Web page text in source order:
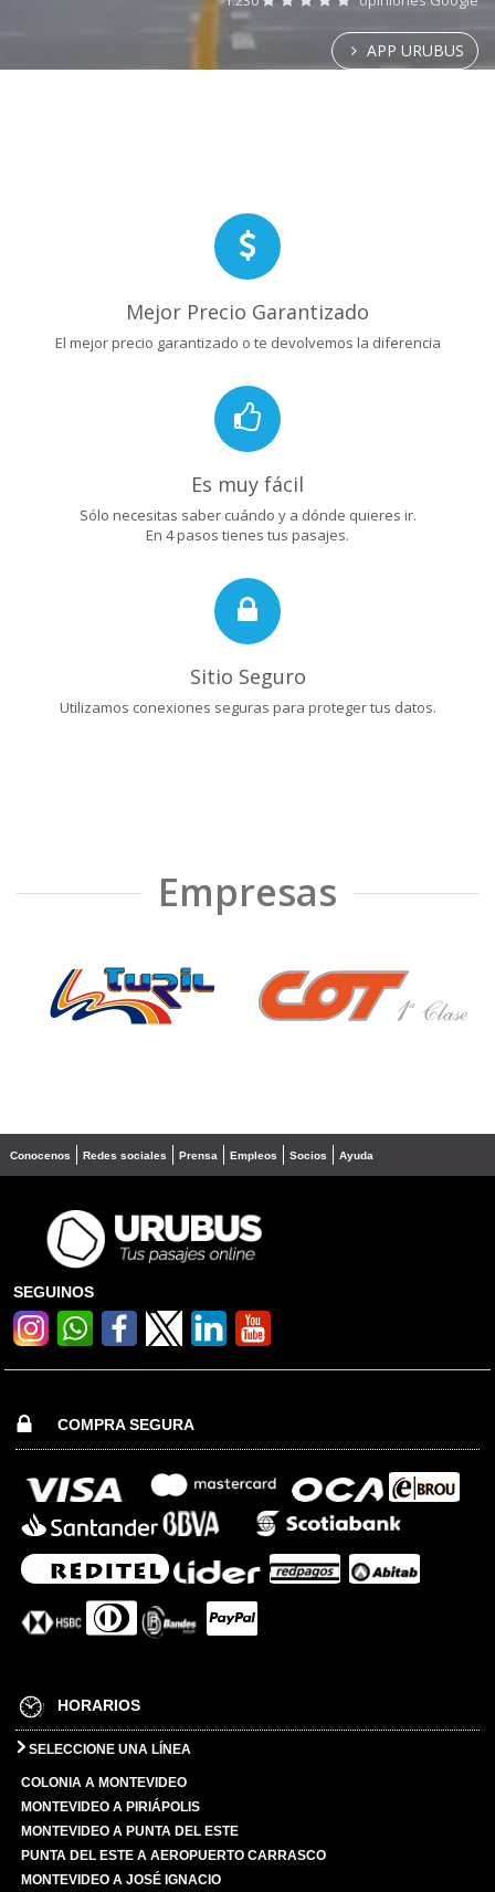
APP URUBUS
Mejor Precio Garantizado
El mejor precio garantizado o te devolvemos la diferencia
Es muy fácil
Sólo necesitas saber cuándo y a dónde quieres ir.
En 4 pasos tienes tus pasajes.
Sitio Seguro
Utilizamos conexiones seguras para proteger tus datos.
Empresas
❮ ❯
Conocenos Redes sociales Prensa Empleos Socios Ayuda
SEGUINOS
COMPRA SEGURA
HORARIOS
SELECCIONE UNA LÍNEA
COLONIA A MONTEVIDEO
MONTEVIDEO A PIRIÁPOLIS
MONTEVIDEO A PUNTA DEL ESTE
PUNTA DEL ESTE A AEROPUERTO CARRASCO
MONTEVIDEO A JOSÉ IGNACIO